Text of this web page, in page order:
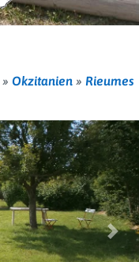
» Okzitanien » Rieumes